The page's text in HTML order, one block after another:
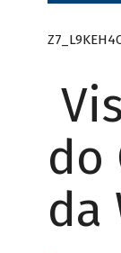
do
da